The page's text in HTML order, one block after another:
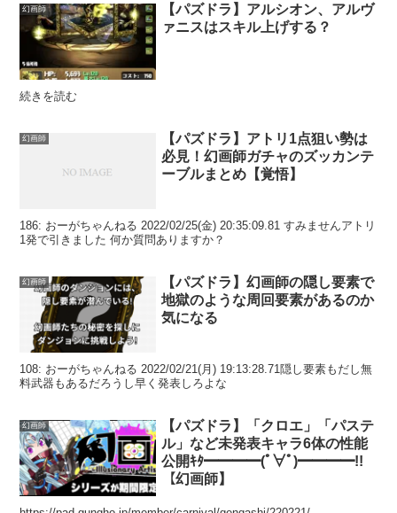
幻画師
【パズドラ】アルシオン、アルヴ
ァニスはスキル上げする？
続きを読む
幻画師
【パズドラ】アトリ1点狙い勢は
必見！幻画師ガチャのズッカンテ
ーブルまとめ【覚悟】
186: おーがちゃんねる 2022/02/25(金) 20:35:09.81 すみませんアトリ
1発で引きました 何か質問ありますか？
幻画師
【パズドラ】幻画師の隠し要素で
地獄のような周回要素があるのか
気になる
108: おーがちゃんねる 2022/02/21(月) 19:13:28.71隠し要素もだし無
料武器もあるだろうし早く発表しろよな
幻画師
【パズドラ】「クロエ」「パステ
ル」など未発表キャラ6体の性能
公開ｷﾀ━━━━(ﾟ∀ﾟ)━━━━!!
【幻画師】